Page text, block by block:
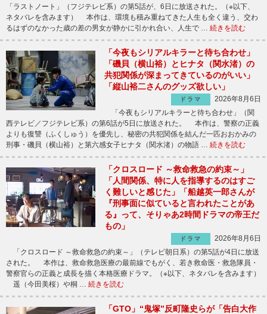
「ラストノート」（フジテレビ系）の第5話が、6日に放送された。（※以下、
ネタバレを含みます） 本作は、環境も積み重ねてきた人生も全く違う、交わ
るはずのなかった歳の差の男女が静かに引かれ合い、人生で … 続きを読む
「今夜もシリアルキラーと待ち合わせ」
「磯貝（横山裕）とヒナタ（関水渚）の
共犯関係が深まってきているのがいい」
「縦山裕二さんのグッズ欲しい」
ドラマ
2026年8月6日
「今夜もシリアルキラーと待ち合わせ」（関
西テレビ／フジテレビ系）の第6話が5日に放送された。 本作は、警察の正義
よりも復讐（ふくしゅう）を優先し、秘密の共犯関係を結んだ一匹おおかみの
刑事・磯貝（横山裕）と第六感女子ヒナタ（関水渚）の物語 … 続きを読む
「クロスロード ～救命救急の約束～」
「人間関係、特に人を指導するのはすご
く難しいと感じた」「船越英一郎さんが
『刑事面に似ていると言われたことがあ
る』って、そりゃあ2時間ドラマの帝王だ
もの」
ドラマ
2026年8月6日
「クロスロード ～救命救急の約束～」（テレビ朝日系）の第5話が4日に放送
された。 本作は、救命救急医療の最前線でもがく、若き救命医・救急隊員・
警察官らの正義と成長を描く本格医療ドラマ。（※以下、ネタバレを含みます）
遥（今田美桜）や桐 … 続きを読む
「GTO」“鬼塚”反町隆史らが「告白大作